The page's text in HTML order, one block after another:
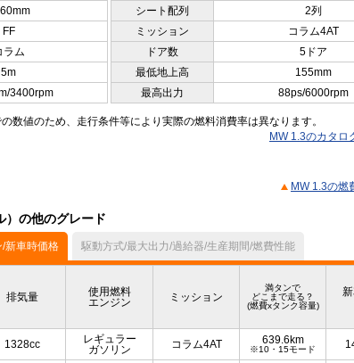
シート配列
2列
FF ミッション
コラム4AT
ラム ドア数
5ドア
5m 最低地上高
155mm
3400rpm 最高出力 88ps/6000rpm
数値のため、走行条件等により実際の燃料消費率は異なります。
MW 1.3のカタロ
MW 1.3の燃
）の他のグレード
新車時価格 駆動方式/最大出力/過給器/生産期間/燃費性能
排気量
使用燃料
エンジン
ミッション
満タンで
どこまで走る？
(燃費xタンク容量)
1328cc
レギュラー
ガソリン
コラム4AT 639.6km
※10・15モード